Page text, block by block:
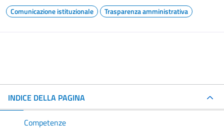
Comunicazione istituzionale Trasparenza amministrativa
INDICE DELLA PAGINA
Competenze